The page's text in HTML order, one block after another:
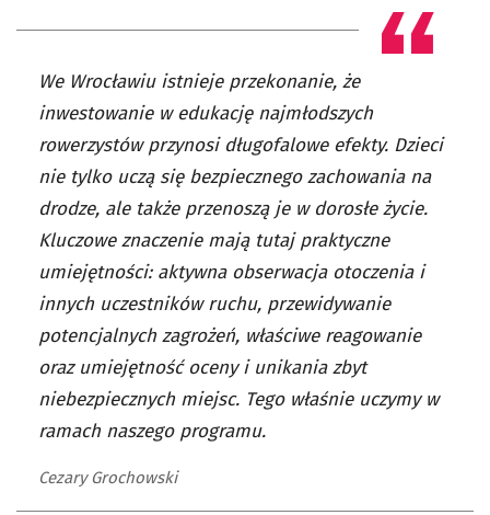
We Wrocławiu istnieje przekonanie, że
inwestowanie w edukację najmłodszych
rowerzystów przynosi długofalowe efekty. Dzieci
nie tylko uczą się bezpiecznego zachowania na
drodze, ale także przenoszą je w dorosłe życie.
Kluczowe znaczenie mają tutaj praktyczne
umiejętności: aktywna obserwacja otoczenia i
innych uczestników ruchu, przewidywanie
potencjalnych zagrożeń, właściwe reagowanie
oraz umiejętność oceny i unikania zbyt
niebezpiecznych miejsc. Tego właśnie uczymy w
ramach naszego programu.
Cezary Grochowski